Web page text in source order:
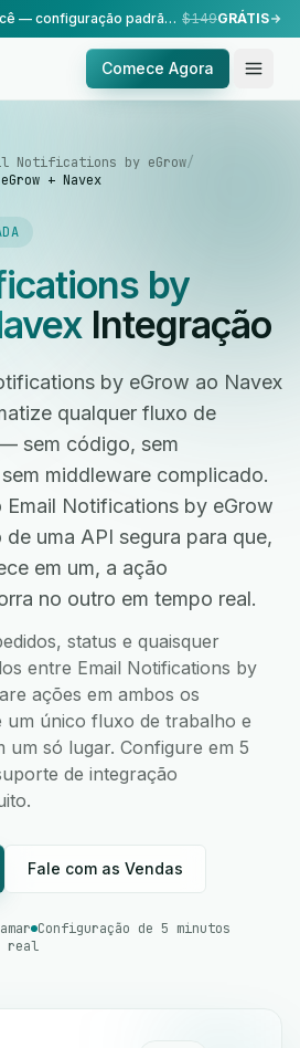
Configuração feita para você — configuração padrão, realizada pela nossa equipe. $149GRÁTIS
Comece Agora
Notifications by eGrow/
+ Navex
by
Integração
by eGrow ao Navex
qualquer fluxo de
sem código, sem
middleware complicado.
Email Notifications by eGrow
uma API segura para que,
em um, a ação
no outro em tempo real.
status e quaisquer
entre Email Notifications by
ações em ambos os
um único fluxo de trabalho e
um só lugar. Configure em 5
de integração
Fale com as Vendas
Configuração de 5 minutos
real